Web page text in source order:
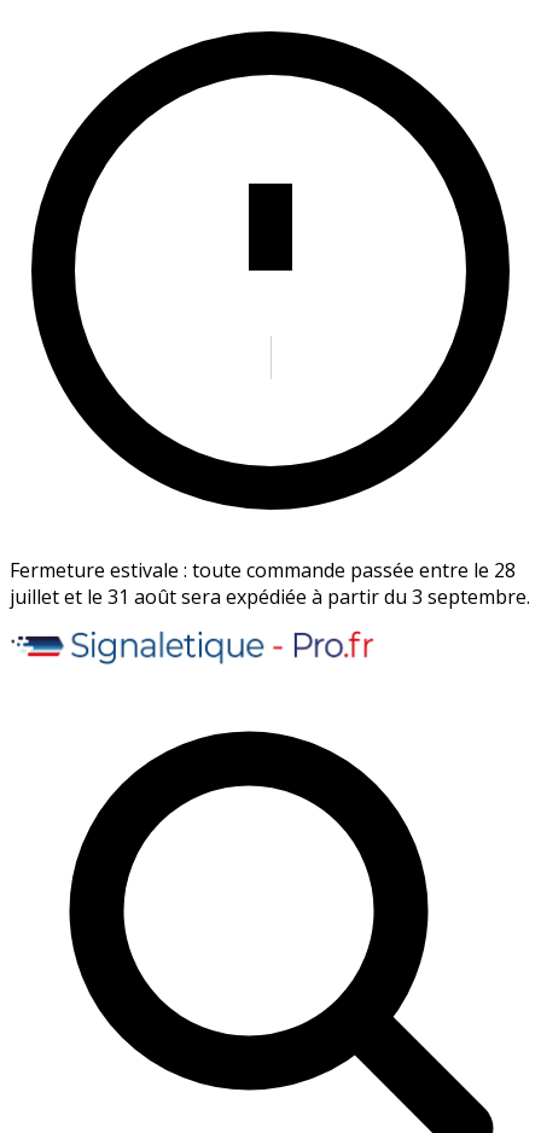
Fermeture estivale : toute commande passée entre le 28
juillet et le 31 août sera expédiée à partir du 3 septembre.